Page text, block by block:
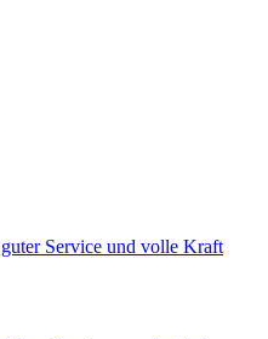
Service und volle Kraft